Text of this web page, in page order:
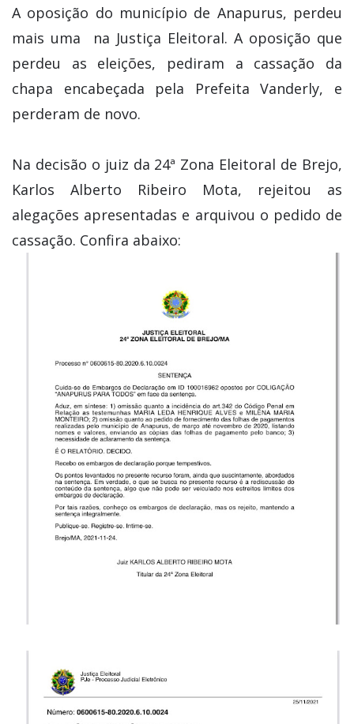
A oposição do município de Anapurus, perdeu
mais uma na Justiça Eleitoral. A oposição que
perdeu as eleições, pediram a cassação da
chapa encabeçada pela Prefeita Vanderly, e
perderam de novo.
Na decisão o juiz da 24ª Zona Eleitoral de Brejo,
Karlos Alberto Ribeiro Mota, rejeitou as
alegações apresentadas e arquivou o pedido de
cassação. Confira abaixo: